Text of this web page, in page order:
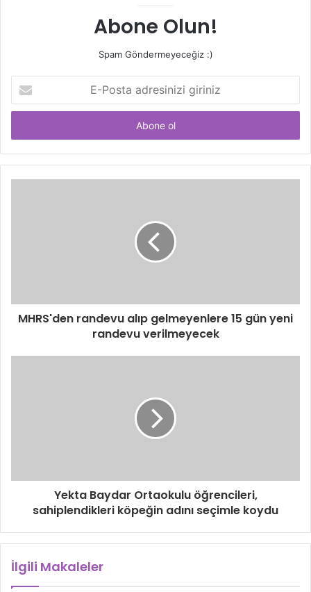
Abone Olun!
Spam Göndermeyeceğiz :)
Posta
adresinizi
MHRS'den randevu alıp gelmeyenlere 15 gün yeni
randevu verilmeyecek
Yekta Baydar Ortaokulu öğrencileri,
sahiplendikleri köpeğin adını seçimle koydu
İlgili Makaleler